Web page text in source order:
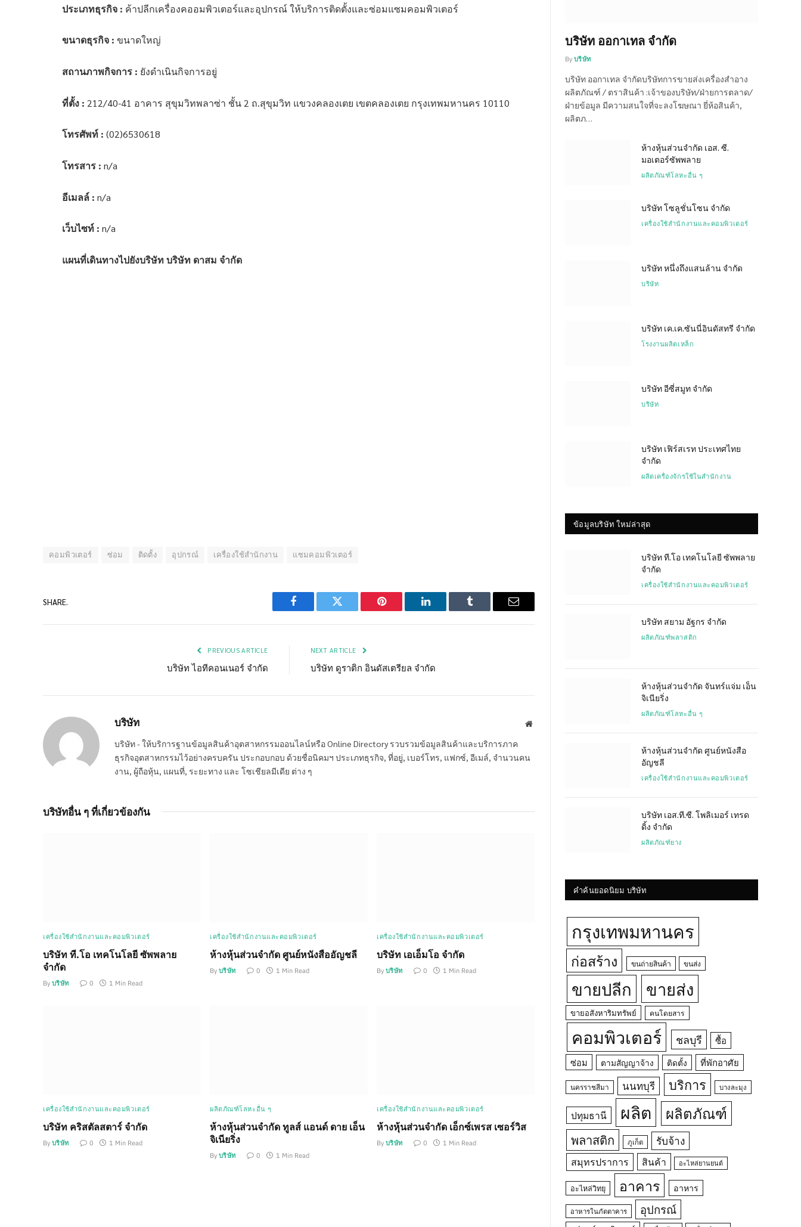
ประเภทธุรกิจ : ค้าปลีกเครื่องคออมพิวเตอร์และอุปกรณ์ ให้บริการติดตั้งและซ่อมแซมคอมพิวเตอร์
ขนาดธุรกิจ : ขนาดใหญ่
สถานภาพกิจการ : ยังดำเนินกิจการอยู่
ที่ตั้ง : 212/40-41 อาคาร สุขุมวิทพลาซ่า ชั้น 2 ถ.สุขุมวิท แขวงคลองเตย เขตคลองเตย กรุงเทพมหานคร 10110
โทรศัพท์ : (02)6530618
โทรสาร : n/a
อีเมลล์ : n/a
เว็บไซท์ : n/a
แผนที่เดินทางไปยังบริษัท บริษัท ดาสม จำกัด
คอมพิวเตอร์ ซ่อม ติดตั้ง อุปกรณ์ เครื่องใช้สำนักงาน แซมคอมพิวเตอร์
SHARE.
Facebook Twitter Pinterest LinkedIn Tumblr Email
PREVIOUS ARTICLE
บริษัท ไอทีคอนเนอร์ จำกัด
NEXT ARTICLE
บริษัท ดูราติก อินดัสเตรียล จำกัด
บริษัท Website
บริษัท - ให้บริการฐานข้อมูลสินค้าอุตสาหกรรมออนไลน์หรือ Online Directory รวบรวมข้อมูลสินค้าและบริการภาค
ธุรกิจอุตสาหกรรมไว้อย่างครบครัน ประกอบกอบ ด้วยชื่อนิคมฯ ประเภทธุรกิจ, ที่อยู่, เบอร์โทร, แฟกซ์, อีเมล์, จำนวนคน
งาน, ผู้ถือหุ้น, แผนที่, ระยะทาง และ โซเชียลมีเดีย ต่าง ๆ
บริษัทอื่น ๆ ที่เกี่ยวข้องกัน
เครื่องใช้สำนักงานและคอมพิวเตอร์
บริษัท ที.โอ เทคโนโลยี ซัพพลาย
จำกัด
By บริษัท 0 1 Min Read
เครื่องใช้สำนักงานและคอมพิวเตอร์
ห้างหุ้นส่วนจำกัด ศูนย์หนังสืออัญชลี
By บริษัท 0 1 Min Read
เครื่องใช้สำนักงานและคอมพิวเตอร์
บริษัท เอเอ็มโอ จำกัด
By บริษัท 0 1 Min Read
เครื่องใช้สำนักงานและคอมพิวเตอร์
บริษัท คริสตัลสตาร์ จำกัด
By บริษัท 0 1 Min Read
ผลิตภัณฑ์โลหะอื่น ๆ
ห้างหุ้นส่วนจำกัด ทูลส์ แอนด์ ดาย เอ็น
จิเนียริ่ง
By บริษัท 0 1 Min Read
เครื่องใช้สำนักงานและคอมพิวเตอร์
ห้างหุ้นส่วนจำกัด เอ็กซ์เพรส เซอร์วิส
By บริษัท 0 1 Min Read
บริษัท ออกาเทล จำกัด
By บริษัท
บริษัท ออกาเทล จำกัดบริษัทการขายส่งเครื่องสำอาง
ผลิตภัณฑ์ / ตราสินค้า :เจ้าของบริษัท/ฝ่ายการตลาด/
ฝ่ายข้อมูล มีความสนใจที่จะลงโฆษณา ยี่ห้อสินค้า,
ผลิตภ…
ห้างหุ้นส่วนจำกัด เอส. ซี.
มอเตอร์ซัพพลาย
ผลิตภัณฑ์โลหะอื่น ๆ
บริษัท โซลูชั่นโซน จำกัด
เครื่องใช้สำนักงานและคอมพิวเตอร์
บริษัท หนึ่งถึงแสนล้าน จำกัด
บริษัท
บริษัท เค.เค.ซันนี่อินดัสทรี จำกัด
โรงงานผลิตเหล็ก
บริษัท อีซี่สมูท จำกัด
บริษัท
บริษัท เฟิร์สเรท ประเทศไทย
จำกัด
ผลิตเครื่องจักรใช้ในสำนักงาน
ข้อมูลบริษัท ใหม่ล่าสุด
บริษัท ที.โอ เทคโนโลยี ซัพพลาย
จำกัด
เครื่องใช้สำนักงานและคอมพิวเตอร์
บริษัท สยาม อัฐกร จำกัด
ผลิตภัณฑ์พลาสติก
ห้างหุ้นส่วนจำกัด จันทร์แจ่ม เอ็น
จิเนียริ่ง
ผลิตภัณฑ์โลหะอื่น ๆ
ห้างหุ้นส่วนจำกัด ศูนย์หนังสือ
อัญชลี
เครื่องใช้สำนักงานและคอมพิวเตอร์
บริษัท เอส.ที.ซี. โพลิเมอร์ เทรด
ดิ้ง จำกัด
ผลิตภัณฑ์ยาง
คำค้นยอดนิยม บริษัท
กรุงเทพมหานคร
ก่อสร้าง ขนถ่ายสินค้า ขนส่ง
ขายปลีก ขายส่ง
ขายอสังหาริมทรัพย์ คนโดยสาร
คอมพิวเตอร์ ชลบุรี
ซื้อ
ซ่อม
ตามสัญญาจ้าง ติดตั้ง ที่พักอาศัย
นครราชสีมา นนทบุรี บริการ บางละมุง
ปทุมธานี ผลิต ผลิตภัณฑ์
พลาสติก ภูเก็ต รับจ้าง
สมุทรปราการ สินค้า อะไหล่ยานยนต์
อะไหล่วิทยุ อาคาร อาหาร
อาหารในภัตตาคาร อุปกรณ์